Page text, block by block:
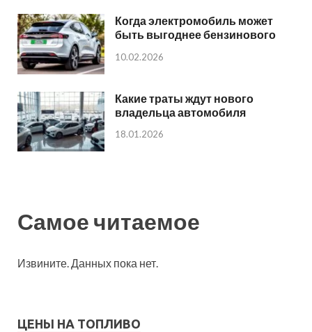
Когда электромобиль может
быть выгоднее бензинового
10.02.2026
Какие траты ждут нового
владельца автомобиля
18.01.2026
Самое читаемое
Извините. Данных пока нет.
ЦЕНЫ НА ТОПЛИВО